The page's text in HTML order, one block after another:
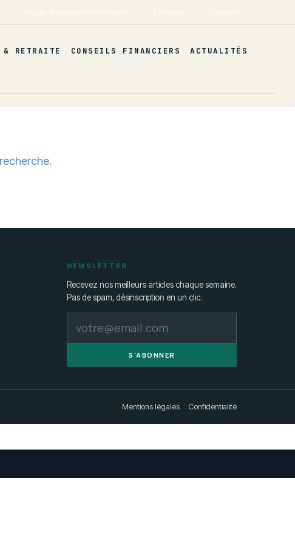
& RETRAITE CONSEILS FINANCIERS ACTUALITÉS
NEWSLETTER
Recevez nos meilleurs articles chaque semaine.
Pas de spam, désinscription en un clic.
S'ABONNER
Mentions légales Confidentialité